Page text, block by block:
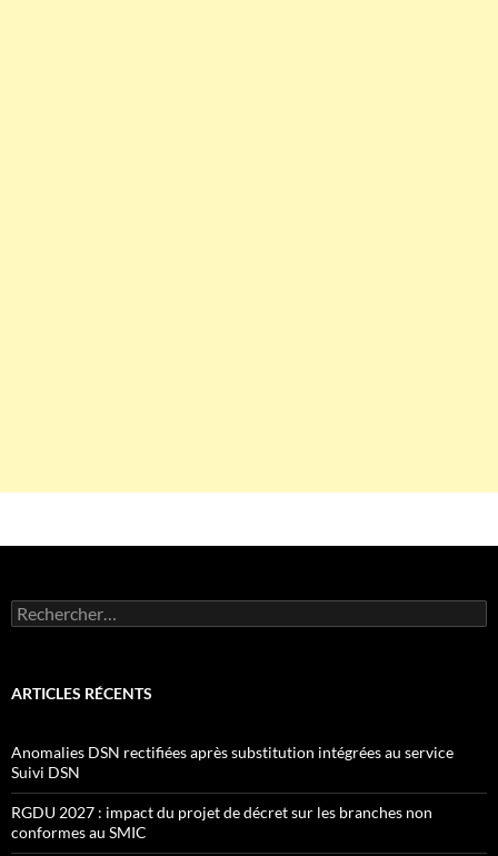
Rechercher :
ARTICLES RÉCENTS
Anomalies DSN rectifiées après substitution intégrées au service
Suivi DSN
RGDU 2027 : impact du projet de décret sur les branches non
conformes au SMIC